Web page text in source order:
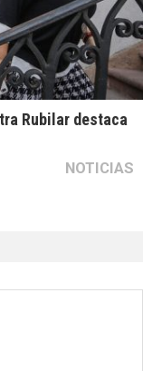
Rubilar destaca
NOTICIAS